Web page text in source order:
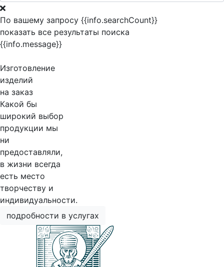
По вашему запросу {{info.searchCount}}
показать все результаты поиска
{{info.message}}
Изготовление
изделий
на заказ
Какой бы
широкий выбор
продукции мы
ни
предоставляли,
в жизни всегда
есть место
творчеству и
индивидуальности.
подробности в услугах